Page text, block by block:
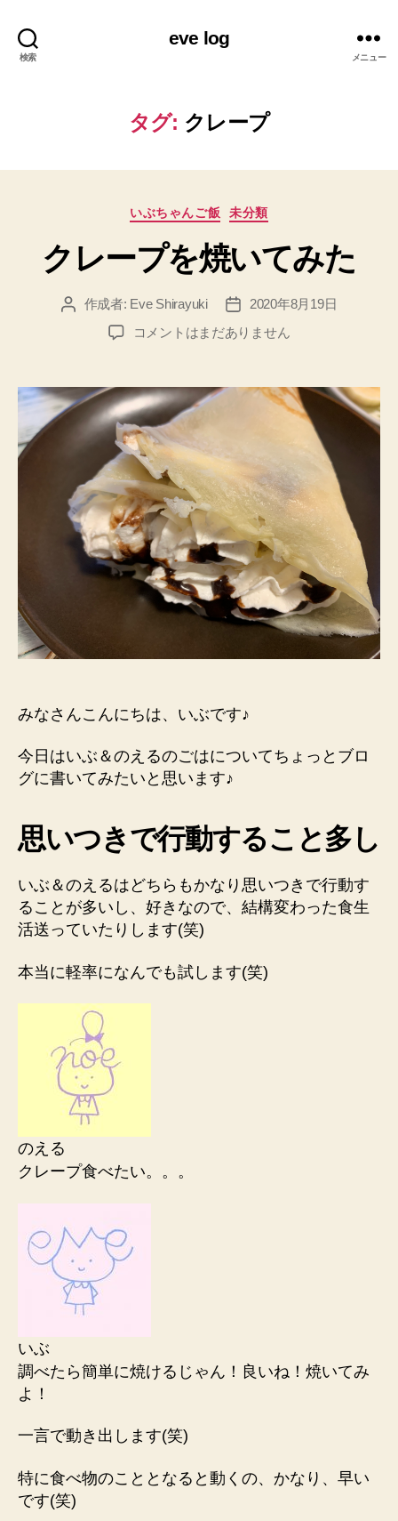
検索
eve log
メニュー
タグ: クレープ
カ
ゴ
リ
いぶちゃんご飯 未分類
クレープを焼いてみた
投 作成者: Eve Shirayuki
投
稿
日
2020年8月19日
ク
プ
を
焼
い
て
み
た
へ
の
コメントはまだありません
みなさんこんにちは、いぶです♪
今日はいぶ＆のえるのごはについてちょっとブロ
グに書いてみたいと思います♪
思いつきで行動すること多し
いぶ＆のえるはどちらもかなり思いつきで行動す
ることが多いし、好きなので、結構変わった食生
活送っていたりします(笑)
本当に軽率になんでも試します(笑)
のえる
クレープ食べたい。。。
いぶ
調べたら簡単に焼けるじゃん！良いね！焼いてみ
よ！
一言で動き出します(笑)
特に食べ物のこととなると動くの、かなり、早い
です(笑)